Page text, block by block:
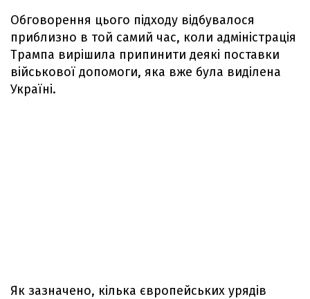
Обговорення цього підходу відбувалося
приблизно в той самий час, коли адміністрація
Трампа вирішила припинити деякі поставки
військової допомоги, яка вже була виділена
Україні.
Як зазначено, кілька європейських урядів